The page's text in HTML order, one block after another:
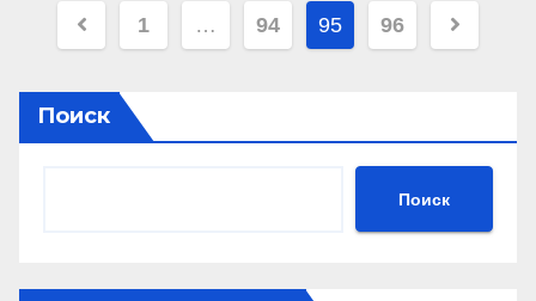
Пагинация
1 … 94 95 96
Поиск
Поиск